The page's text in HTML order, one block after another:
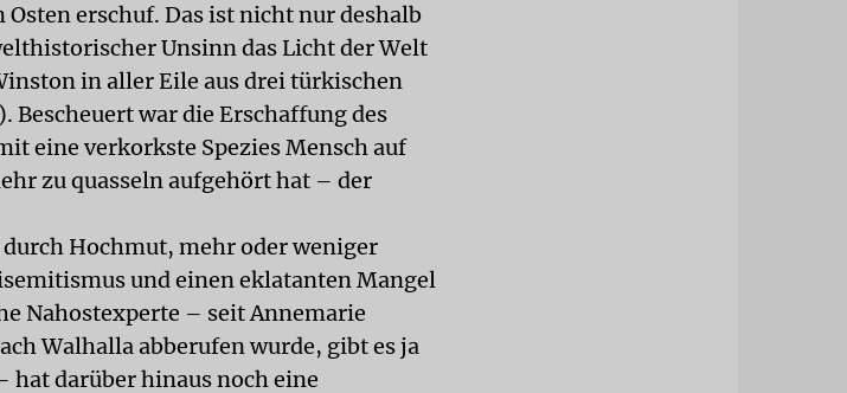
erschuf. Das ist nicht nur deshalb
Unsinn das Licht der Welt
in aller Eile aus drei türkischen
war die Erschaffung des
eine verkorkste Spezies Mensch auf
zu quasseln aufgehört hat – der
Hochmut, mehr oder weniger
und einen eklatanten Mangel
Nahostexperte – seit Annemarie
Walhalla abberufen wurde, gibt es ja
darüber hinaus noch eine